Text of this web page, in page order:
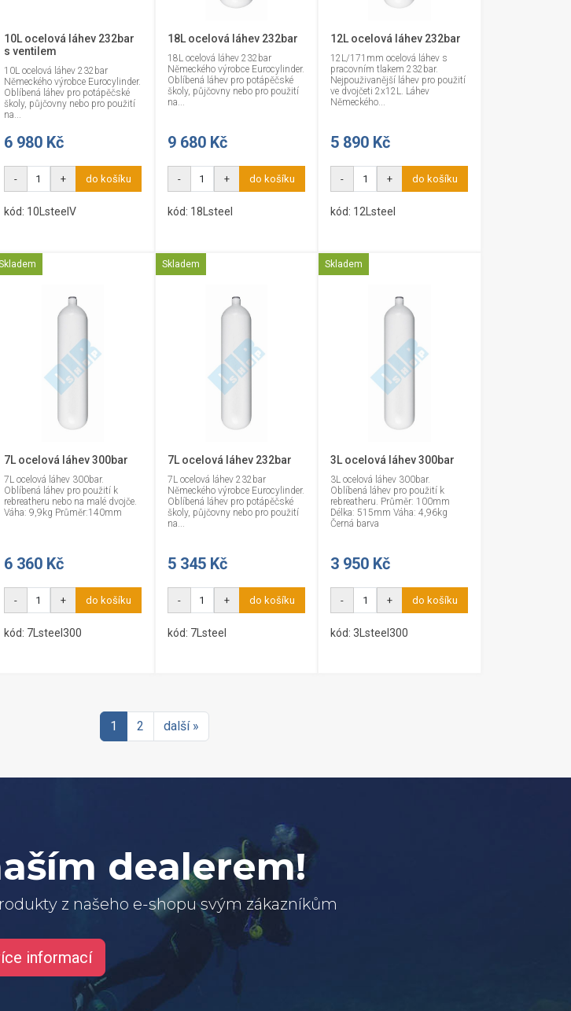
10L ocelová láhev 232bar
s ventilem
10L ocelová láhev 232bar
Německého výrobce Eurocylinder.
Oblíbená láhev pro potápěčské
školy, půjčovny nebo pro použití
na...
6 980 Kč
- + do košíku
kód: 10LsteelV
18L ocelová láhev 232bar
18L ocelová láhev 232bar
Německého výrobce Eurocylinder.
Oblíbená láhev pro potápěčské
školy, půjčovny nebo pro použití
na...
9 680 Kč
- + do košíku
kód: 18Lsteel
12L ocelová láhev 232bar
12L/171mm ocelová láhev s
pracovním tlakem 232bar.
Nejpouživanější láhev pro použití
ve dvojčeti 2x12L. Láhev
Německého...
5 890 Kč
- + do košíku
kód: 12Lsteel
7L ocelová láhev 300bar
7L ocelová láhev 300bar.
Oblíbená láhev pro použití k
rebreatheru nebo na malé dvojče.
Váha: 9,9kg Průměr:140mm
6 360 Kč
- + do košíku
kód: 7Lsteel300
Skladem
7L ocelová láhev 232bar
7L ocelová láhev 232bar
Německého výrobce Eurocylinder.
Oblíbená láhev pro potápěčské
školy, půjčovny nebo pro použití
na...
5 345 Kč
- + do košíku
kód: 7Lsteel
Skladem
3L ocelová láhev 300bar
3L ocelová láhev 300bar.
Oblíbená láhev pro použití k
rebreatheru. Průměr: 100mm
Délka: 515mm Váha: 4,96kg
Černá barva
3 950 Kč
- + do košíku
kód: 3Lsteel300
1 2 další »
dealerem!
z našeho e-shopu svým zákazníkům
informací